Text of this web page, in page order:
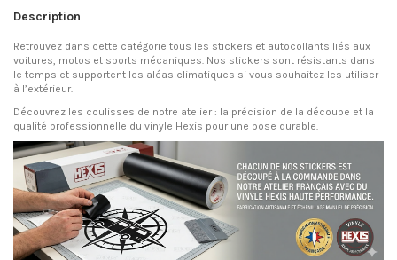
Description
Retrouvez dans cette catégorie tous les stickers et autocollants liés aux
voitures, motos et sports mécaniques. Nos stickers sont résistants dans
le temps et supportent les aléas climatiques si vous souhaitez les utiliser
à l’extérieur.
Découvrez les coulisses de notre atelier : la précision de la découpe et la
qualité professionnelle du vinyle Hexis pour une pose durable.